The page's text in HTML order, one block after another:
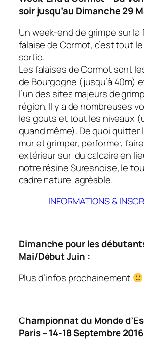
soir jusqu’au Dimanche 29
Un week-end de grimpe sur la
falaise de Cormot, c’est tout
sortie.
Les falaises de Cormot sont
de Bourgogne (jusqu’à 40m)
l’un des sites majeurs de
région. Il y a de nombreuses
les gouts et tout les niveaux
quand même). De quoi quitter
mur et grimper, performer,
extérieur sur du calcaire en
notre résine Suresnoise, le
cadre naturel agréable.
INFORMATIONS &
Dimanche pour les
Mai/Début Juin :
Plus d’infos prochainement
Championnat du Monde
Paris – 14-18 Septembre